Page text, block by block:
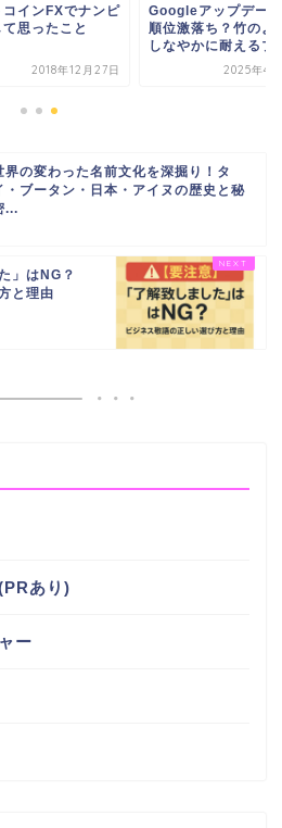
コインFXでナンピ
思ったこと
2018年12月27日
Googleアップデー
順位激落ち？竹のよ
しなやかに耐えるブ
2025年4
界の変わった名前文化を深掘り！タ
・ブータン・日本・アイヌの歴史と秘
...
」はNG？
と理由
あり)
ー